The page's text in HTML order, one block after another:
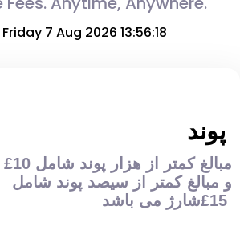
7 Aug 2026 13:56:19
مبالغ کمتر از هزار پوند شامل 10£
و مبالغ کمتر از سیصد پوند شامل
15£شارژ می باشد